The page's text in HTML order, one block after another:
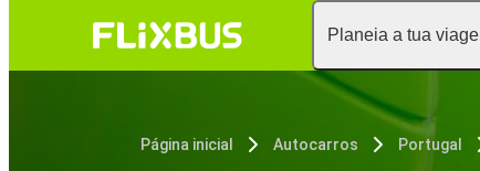
Planeia a tua
Página inicial Autocarros Portugal